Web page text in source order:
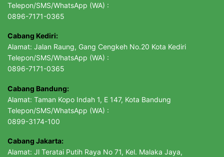
Telepon/SMS/WhatsApp (WA) :
0896-7171-0365
Cabang Kediri:
Alamat: Jalan Raung, Gang Cengkeh No.20 Kota Kediri
Telepon/SMS/WhatsApp (WA) :
0896-7171-0365
Cabang Bandung:
Alamat: Taman Kopo Indah 1, E 147, Kota Bandung
Telepon/SMS/WhatsApp (WA) :
0899-3174-100
Cabang Jakarta:
Alamat: Jl Teratai Putih Raya No 71, Kel. Malaka Jaya,